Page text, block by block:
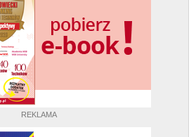
REKLAMA